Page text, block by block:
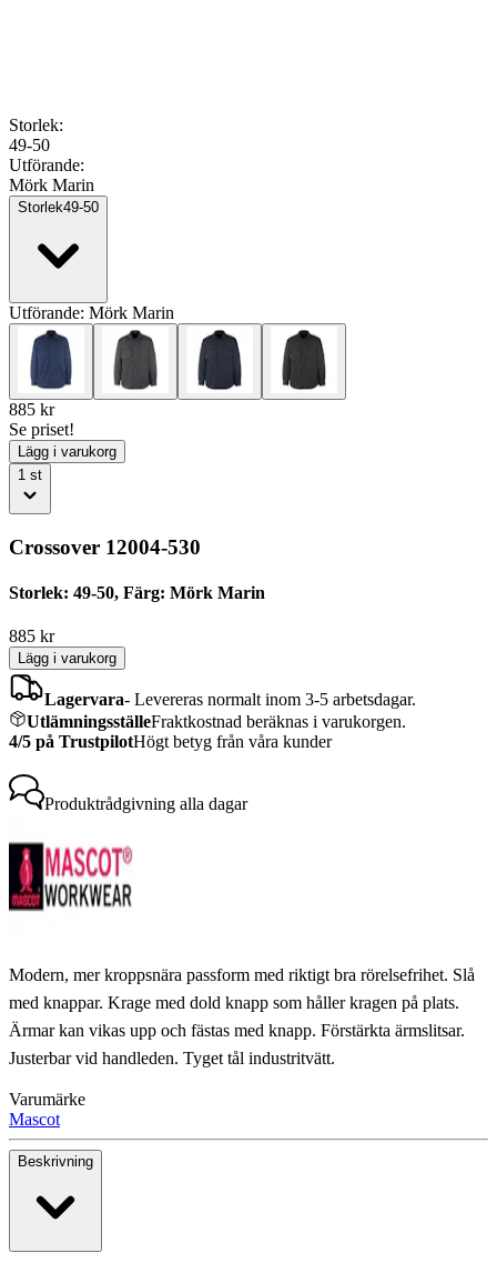
Storlek:
49-50
Utförande:
Mörk Marin
Storlek49-50
Utförande: Mörk Marin
885 kr
Se priset!
Lägg i varukorg
1 st
Crossover 12004-530
Storlek: 49-50, Färg: Mörk Marin
885 kr
Lägg i varukorg
Lagervara- Levereras normalt inom 3-5 arbetsdagar.
UtlämningsställeFraktkostnad beräknas i varukorgen.
4/5 på TrustpilotHögt betyg från våra kunder
Produktrådgivning alla dagar
Modern, mer kroppsnära passform med riktigt bra rörelsefrihet. Slå
med knappar. Krage med dold knapp som håller kragen på plats.
Ärmar kan vikas upp och fästas med knapp. Förstärkta ärmslitsar.
Justerbar vid handleden. Tyget tål industritvätt.
Varumärke
Mascot
Beskrivning